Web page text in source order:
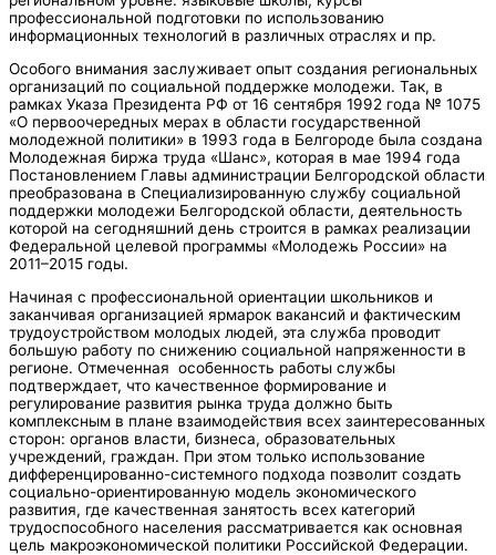
профессиональной подготовки по использованию
информационных технологий в различных отраслях и пр.
Особого внимания заслуживает опыт создания региональных
организаций по социальной поддержке молодежи. Так, в
рамках Указа Президента РФ от 16 сентября 1992 года № 1075
«О первоочередных мерах в области государственной
молодежной политики» в 1993 года в Белгороде была создана
Молодежная биржа труда «Шанс», которая в мае 1994 года
Постановлением Главы администрации Белгородской области
преобразована в Специализированную службу социальной
поддержки молодежи Белгородской области, деятельность
которой на сегодняшний день строится в рамках реализации
Федеральной целевой программы «Молодежь России» на
2011–2015 годы.
Начиная с профессиональной ориентации школьников и
заканчивая организацией ярмарок вакансий и фактическим
трудоустройством молодых людей, эта служба проводит
большую работу по снижению социальной напряженности в
регионе. Отмеченная особенность работы службы
подтверждает, что качественное формирование и
регулирование развития рынка труда должно быть
комплексным в плане взаимодействия всех заинтересованных
сторон: органов власти, бизнеса, образовательных
учреждений, граждан. При этом только использование
дифференцированно-системного подхода позволит создать
социально-ориентированную модель экономического
развития, где качественная занятость всех категорий
трудоспособного населения рассматривается как основная
цель макроэкономической политики Российской Федерации.